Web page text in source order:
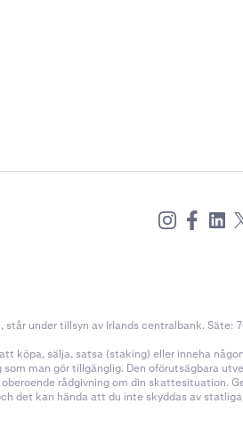
under tillsyn av Irlands centralbank. Säte:
köpa, sälja, satsa (staking) eller inneha
man gör tillgänglig. Den oförutsägbara
rådgivning om din skattesituation.
det kan hända att du inte skyddas av